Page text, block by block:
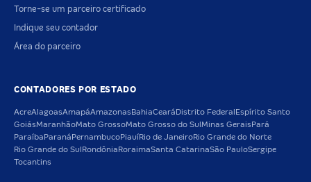
Torne-se um parceiro certificado
Indique seu contador
Área do parceiro
CONTADORES POR ESTADO
AcreAlagoasAmapáAmazonas BahiaCeará Distrito Federal Espírito Santo
GoiásMaranhãoMato GrossoMato Grosso do Sul Minas Gerais Pará
Paraíba Paraná PernambucoPiauíRio de JaneiroRio Grande do Norte
Rio Grande do Sul Rondônia RoraimaSanta CatarinaSão PauloSergipe
Tocantins